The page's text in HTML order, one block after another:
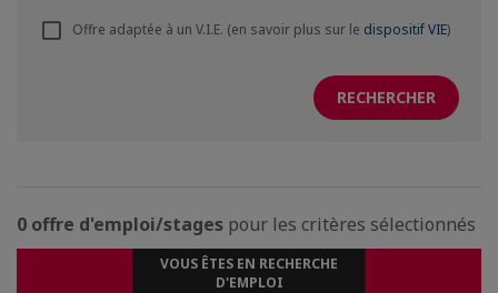
Offre adaptée à un V.I.E. (en savoir plus sur le dispositif VIE)
0 offre d'emploi/stages pour les critères sélectionnés
VOUS ÊTES EN RECHERCHE
D'EMPLOI